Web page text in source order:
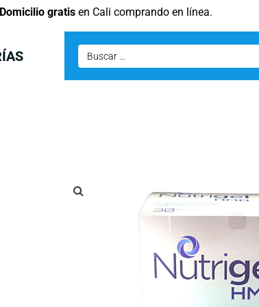
Domicilio gratisen Cali comprando en línea.